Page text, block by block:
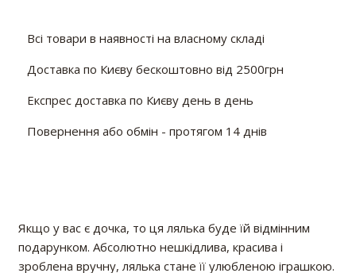
Всі товари в наявності на власному складі
Доставка по Києву бескоштовно від 2500грн
Експрес доставка по Києву день в день
Повернення або обмін - протягом 14 днів
Якщо у вас є дочка, то ця лялька буде їй відмінним
подарунком. Абсолютно нешкідлива, красива і
зроблена вручну, лялька стане її улюбленою іграшкою.